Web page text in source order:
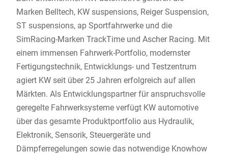
Marken Belltech, KW suspensions, Reiger Suspension,
ST suspensions, ap Sportfahrwerke und die
SimRacing-Marken TrackTime und Ascher Racing. Mit
einem immensen Fahrwerk-Portfolio, modernster
Fertigungstechnik, Entwicklungs- und Testzentrum
agiert KW seit über 25 Jahren erfolgreich auf allen
Märkten. Als Entwicklungspartner für anspruchsvolle
geregelte Fahrwerksysteme verfügt KW automotive
über das gesamte Produktportfolio aus Hydraulik,
Elektronik, Sensorik, Steuergeräte und
Dämpferregelungen sowie das notwendige Knowhow